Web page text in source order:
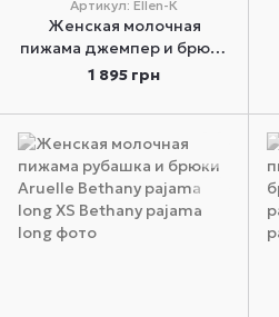
Артикул: Ellen-К
Женская молочная
пижама джемпер и брюки
хлопок Sensis Ellen-К S
1 895 грн